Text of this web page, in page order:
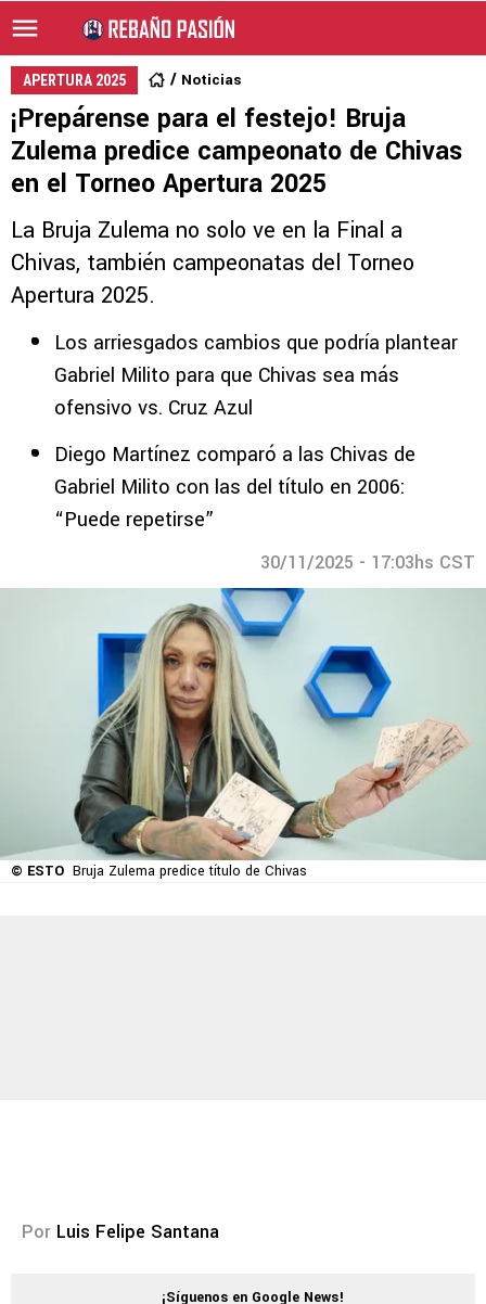
APERTURA 2025 Noticias
¡Prepárense para el festejo! Bruja
Zulema predice campeonato de Chivas
en el Torneo Apertura 2025
La Bruja Zulema no solo ve en la Final a
Chivas, también campeonatas del Torneo
Apertura 2025.
Los arriesgados cambios que podría plantear
Gabriel Milito para que Chivas sea más
ofensivo vs. Cruz Azul
Diego Martínez comparó a las Chivas de
Gabriel Milito con las del título en 2006:
“Puede repetirse”
30/11/2025 - 17:03hs CST
© ESTO Bruja Zulema predice título de Chivas
Por Luis Felipe Santana
¡Síguenos en Google News!